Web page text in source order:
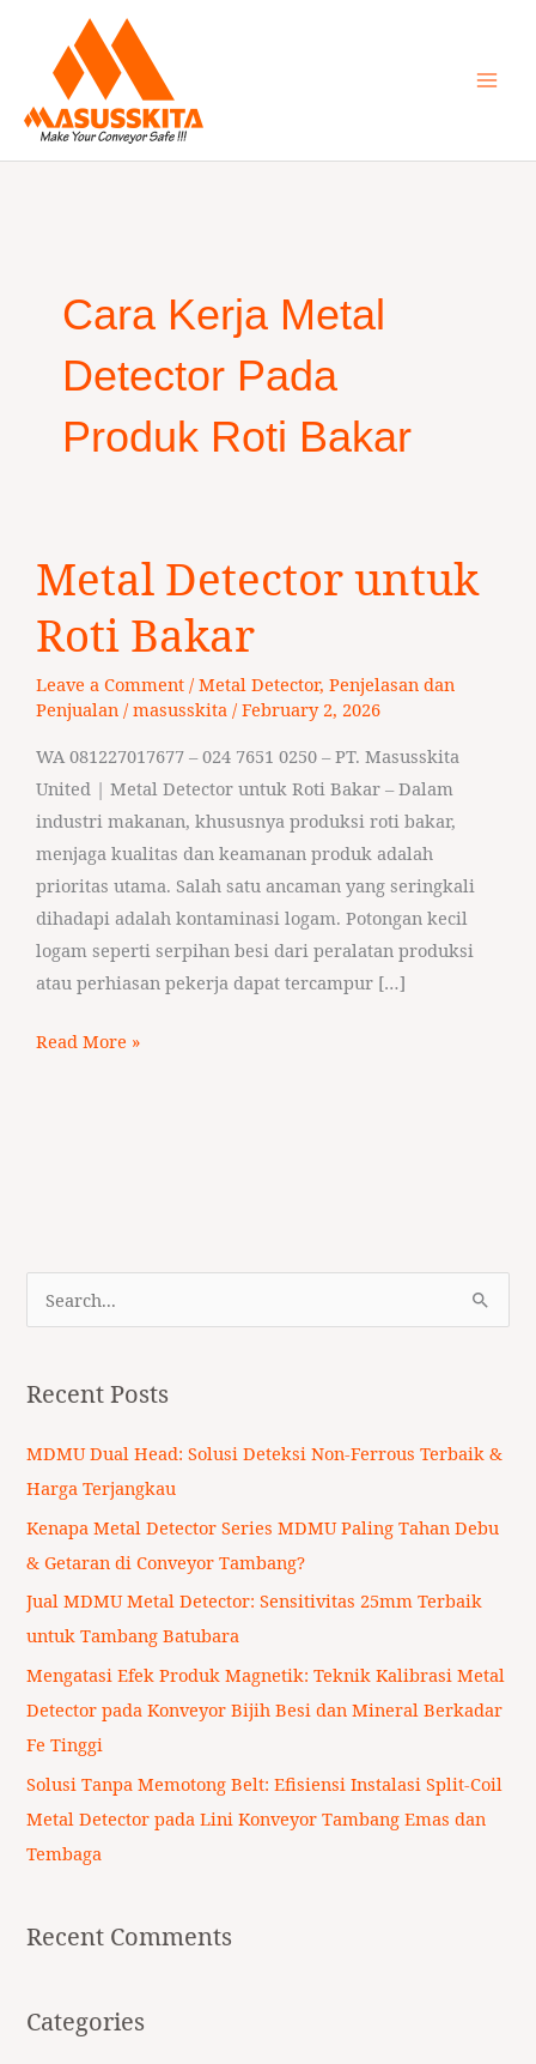
content
Cara Kerja Metal
Detector Pada
Produk Roti Bakar
Metal Detector untuk
Roti Bakar
Leave a Comment / Metal Detector, Penjelasan dan
Penjualan/ masusskita / February 2, 2026
WA 081227017677 – 024 7651 0250 – PT. Masusskita
United | Metal Detector untuk Roti Bakar – Dalam
industri makanan, khususnya produksi roti bakar,
menjaga kualitas dan keamanan produk adalah
prioritas utama. Salah satu ancaman yang seringkali
dihadapi adalah kontaminasi logam. Potongan kecil
logam seperti serpihan besi dari peralatan produksi
atau perhiasan pekerja dapat tercampur […]
Detector
Roti
Read More »
r
c
h
:
Recent Posts
MDMU Dual Head: Solusi Deteksi Non-Ferrous Terbaik &
Harga Terjangkau
Kenapa Metal Detector Series MDMU Paling Tahan Debu
& Getaran di Conveyor Tambang?
Jual MDMU Metal Detector: Sensitivitas 25mm Terbaik
untuk Tambang Batubara
Mengatasi Efek Produk Magnetik: Teknik Kalibrasi Metal
Detector pada Konveyor Bijih Besi dan Mineral Berkadar
Fe Tinggi
Solusi Tanpa Memotong Belt: Efisiensi Instalasi Split-Coil
Metal Detector pada Lini Konveyor Tambang Emas dan
Tembaga
Recent Comments
Categories